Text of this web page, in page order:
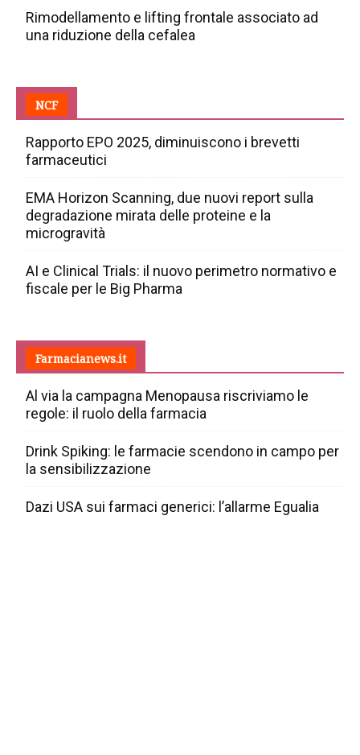
Rimodellamento e lifting frontale associato ad
una riduzione della cefalea
NCF
Rapporto EPO 2025, diminuiscono i brevetti
farmaceutici
EMA Horizon Scanning, due nuovi report sulla
degradazione mirata delle proteine e la
microgravità
AI e Clinical Trials: il nuovo perimetro normativo e
fiscale per le Big Pharma
Farmacianews.it
Al via la campagna Menopausa riscriviamo le
regole: il ruolo della farmacia
Drink Spiking: le farmacie scendono in campo per
la sensibilizzazione
Dazi USA sui farmaci generici: l’allarme Egualia